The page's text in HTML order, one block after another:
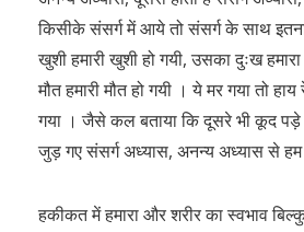
किसीके संसर्ग में आये तो संसर्ग के साथ
खुशी हमारी खुशी हो गयी, उसका दुःख
मौत हमारी मौत हो गयी । ये मर गया तो हाय
गया । जैसे कल बताया कि दूसरे भी कूद
जुड़ गए संसर्ग अध्यास, अनन्य अध्यास से
हकीकत में हमारा और शरीर का स्वभाव